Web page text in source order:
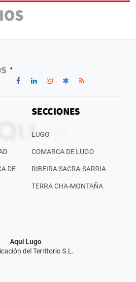
DE
SECCIONES
LUGO
COMARCA DE LUGO
RIBEIRA SACRA-SARRIA
TERRA CHA-MONTAÑA
Aquí Lugo
del Territorio S.L.